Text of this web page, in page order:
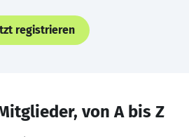
registrieren
von A bis Z